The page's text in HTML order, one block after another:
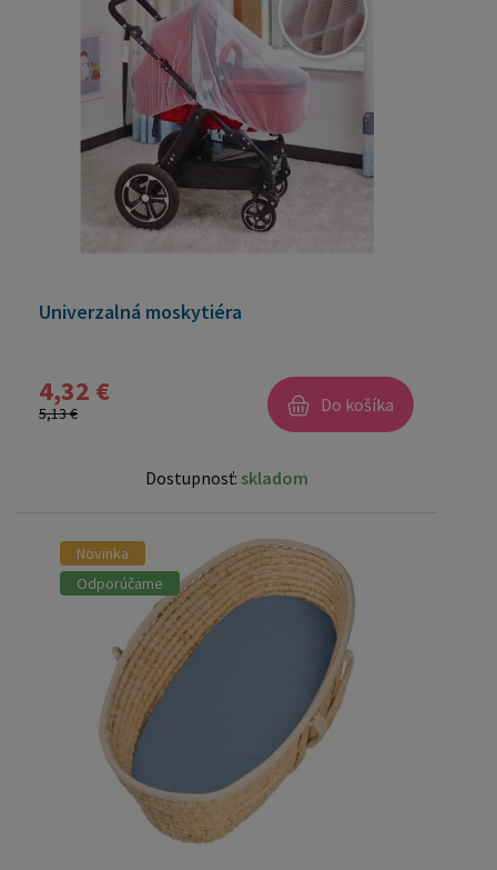
Univerzalná moskytiéra
4,32 €
5,13 € Do košíka
Dostupnosť: skladom
Novinka
Odporúčame